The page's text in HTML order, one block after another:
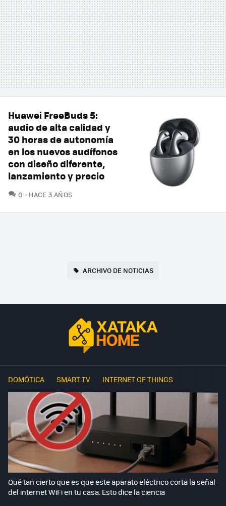
Huawei FreeBuds 5:
audio de alta calidad y
30 horas de autonomía
en los nuevos audífonos
con diseño diferente,
lanzamiento y precio
0 COMENTARIOS
HACE 3 AÑOS
ARCHIVO DE NOTICIAS
DOMÓTICA SMART TV INTERNET OF THINGS
Qué tan cierto que es que este aparato eléctrico corta la señal
del internet WiFi en tu casa. Esto dice la ciencia